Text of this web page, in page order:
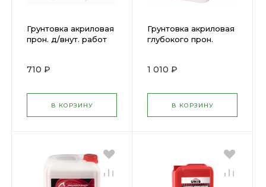
Грунтовка акриловая
прон. д/внут. работ
710 ₽
В КОРЗИНУ
Грунтовка акриловая
глубокого прон.
1 010 ₽
В КОРЗИНУ